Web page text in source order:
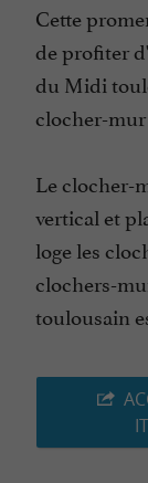
Cette
de profiter
du Midi
clocher-
Le clocher-
vertical et
loge les
clochers-
toulousain